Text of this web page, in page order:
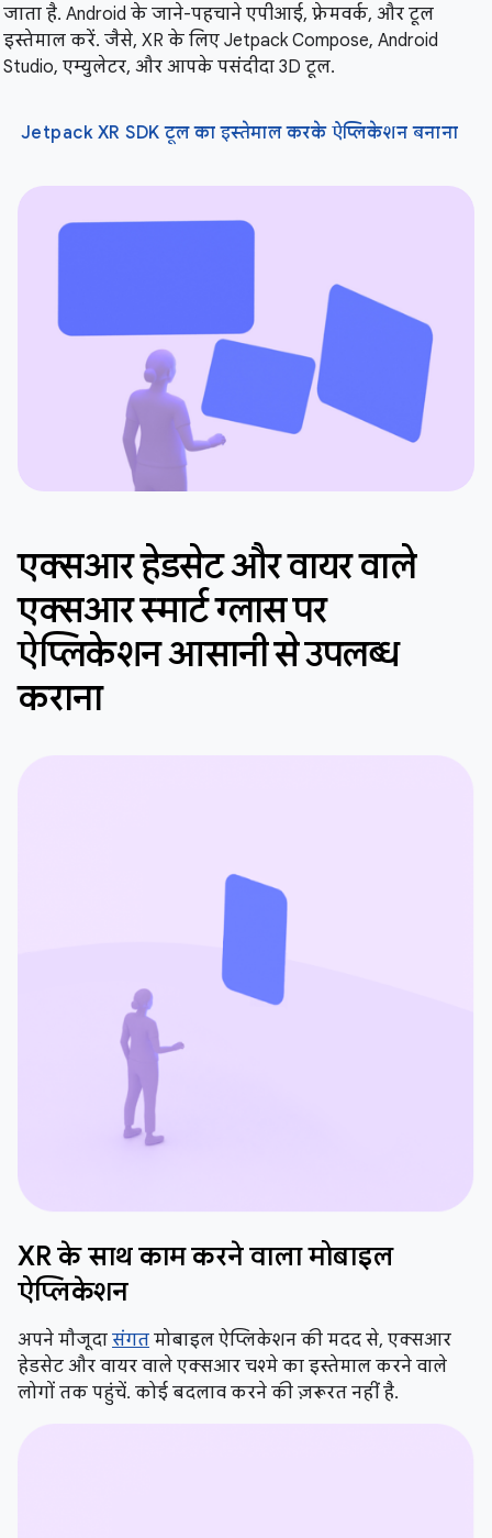
जाता है. Android के जाने-पहचाने एपीआई, फ़्रेमवर्क, और टूल
इस्तेमाल करें. जैसे, XR के लिए Jetpack Compose, Android
Studio, एम्युलेटर, और आपके पसंदीदा 3D टूल.
Jetpack XR SDK टूल का इस्तेमाल करके ऐप्लिकेशन बनाना
एक्सआर हेडसेट और वायर वाले
एक्सआर स्मार्ट ग्लास पर
ऐप्लिकेशन आसानी से उपलब्ध
कराना
XR के साथ काम करने वाला मोबाइल
ऐप्लिकेशन
अपने मौजूदा संगत मोबाइल ऐप्लिकेशन की मदद से, एक्सआर
हेडसेट और वायर वाले एक्सआर चश्मे का इस्तेमाल करने वाले
लोगों तक पहुंचें. कोई बदलाव करने की ज़रूरत नहीं है.